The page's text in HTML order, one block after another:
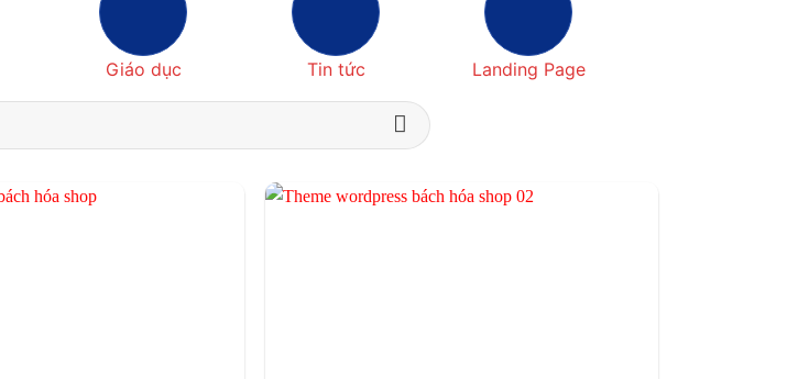
Giáo dục Tin tức Landing Page